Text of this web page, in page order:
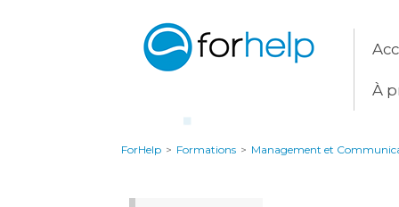
À
ForHelp > Formations > Management et